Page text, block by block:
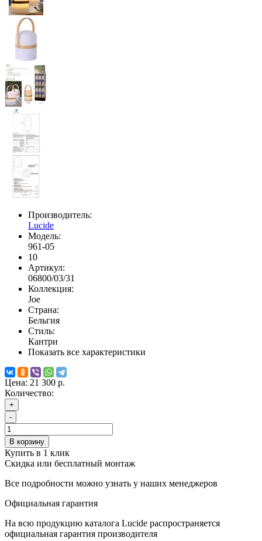
Производитель:
Lucide
Модель:
961-05
10
Артикул:
06800/03/31
Коллекция:
Joe
Страна:
Бельгия
Стиль:
Кантри
Показать все характеристики
Цена: 21 300 р.
Количество:
+
-
В корзину
Купить в 1 клик
Скидка или бесплатный монтаж
Все подробности можно узнать у наших менеджеров
Официальная гарантия
На всю продукцию каталога Lucide распространяется
официальная гарантия производителя